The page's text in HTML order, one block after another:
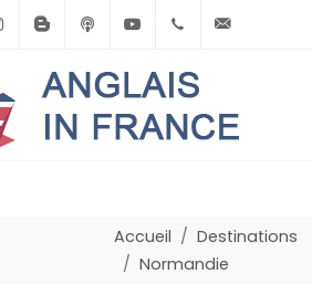
InstagramBlogSpotPodcastYoutube
Accueil
Destinations
Normandie